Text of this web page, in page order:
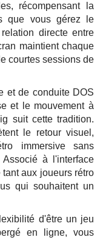
récompensant la
que vous gérez le
directe entre
maintient chaque
courtes sessions de
et de conduite DOS
et le mouvement à
suit cette tradition.
le retour visuel,
immersive sans
à l'interface
aux joueurs rétro
qui souhaitent un
d'être un jeu
en ligne, vous